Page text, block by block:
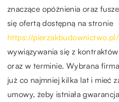
znaczące opóźnienia oraz
się ofertą dostępną na stronie
https://pierzakbudownictwo.pl/
wywiązywania się z
oraz w terminie. Wybrana
już co najmniej kilka lat i mieć
umowy, żeby istniała